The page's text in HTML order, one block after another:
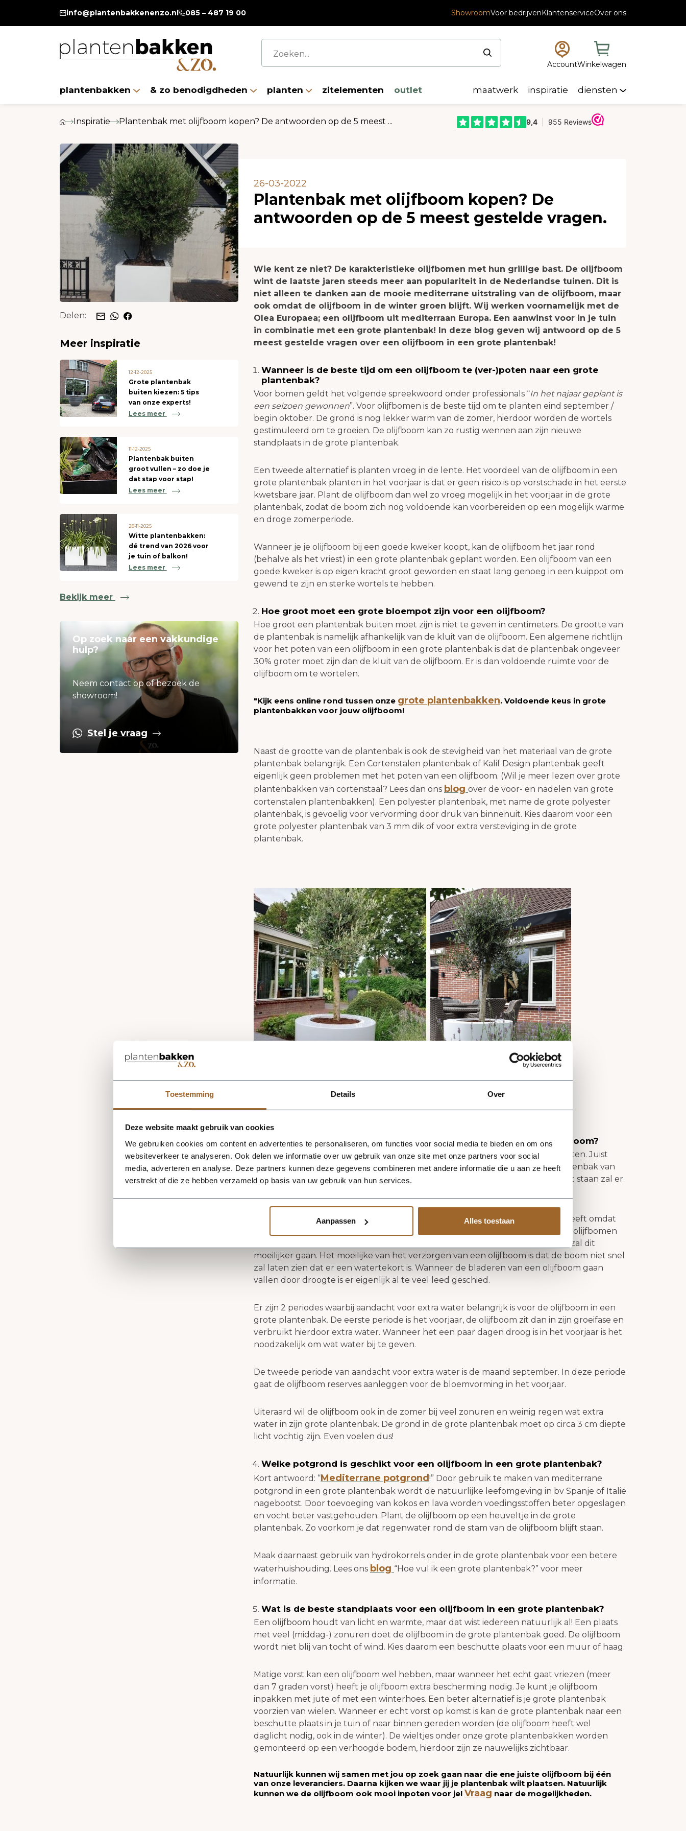
Toestemming Details Over
Deze website maakt gebruik van cookies
We gebruiken cookies om content en advertenties te personaliseren, om functies voor social media te bieden en om ons
websiteverkeer te analyseren. Ook delen we informatie over uw gebruik van onze site met onze partners voor social
media, adverteren en analyse. Deze partners kunnen deze gegevens combineren met andere informatie die u aan ze heeft
verstrekt of die ze hebben verzameld op basis van uw gebruik van hun services.
Aanpassen Alles toestaan
T/m 13 augustus 20% extra korting op alle fiberclay plantenbakken met kortingscode “Summerdeal2026”
info@plantenbakkenenzo.nl 085 – 487 19 00 ShowroomVoor bedrijvenKlantenserviceOver ons
AccountWinkelwagen
plantenbakken & zo benodigdheden planten zitelementen outlet maatwerk inspiratie diensten
Inspiratie Plantenbak met olijfboom kopen? De antwoorden op de 5 meest ...
Delen:
Meer inspiratie
12-12-2025
Grote plantenbak
buiten kiezen: 5 tips
van onze experts!
Lees meer
11-12-2025
Plantenbak buiten
groot vullen – zo doe je
dat stap voor stap!
Lees meer
28-11-2025
Witte plantenbakken:
dé trend van 2026 voor
je tuin of balkon!
Lees meer
Bekijk meer
Op zoek naar een vakkundige
hulp?
Neem contact op of bezoek de
showroom!
Stel je vraag
26-03-2022
Plantenbak met olijfboom kopen? De
antwoorden op de 5 meest gestelde vragen.
Wie kent ze niet? De karakteristieke olijfbomen met hun grillige bast. De olijfboom
wint de laatste jaren steeds meer aan populariteit in de Nederlandse tuinen. Dit is
niet alleen te danken aan de mooie mediterrane uitstraling van de olijfboom, maar
ook omdat de olijfboom in de winter groen blijft. Wij werken voornamelijk met de
Olea Europaea; een olijfboom uit mediterraan Europa. Een aanwinst voor in je tuin
in combinatie met een grote plantenbak! In deze blog geven wij antwoord op de 5
meest gestelde vragen over een olijfboom in een grote plantenbak!
Wanneer is de beste tijd om een olijfboom te (ver-)poten naar een grote
plantenbak?
Voor bomen geldt het volgende spreekwoord onder professionals “In het najaar geplant is
een seizoen gewonnen”. Voor olijfbomen is de beste tijd om te planten eind september /
begin oktober. De grond is nog lekker warm van de zomer, hierdoor worden de wortels
gestimuleerd om te groeien. De olijfboom kan zo rustig wennen aan zijn nieuwe
standplaats in de grote plantenbak.
Een tweede alternatief is planten vroeg in de lente. Het voordeel van de olijfboom in een
grote plantenbak planten in het voorjaar is dat er geen risico is op vorstschade in het eerste
kwetsbare jaar. Plant de olijfboom dan wel zo vroeg mogelijk in het voorjaar in de grote
plantenbak, zodat de boom zich nog voldoende kan voorbereiden op een mogelijk warme
en droge zomerperiode.
Wanneer je je olijfboom bij een goede kweker koopt, kan de olijfboom het jaar rond
(behalve als het vriest) in een grote plantenbak geplant worden. Een olijfboom van een
goede kweker is op eigen kracht groot geworden en staat lang genoeg in een kuippot om
gewend te zijn en sterke wortels te hebben.
Hoe groot moet een grote bloempot zijn voor een olijfboom?
Hoe groot een plantenbak buiten moet zijn is niet te geven in centimeters. De grootte van
de plantenbak is namelijk afhankelijk van de kluit van de olijfboom. Een algemene richtlijn
voor het poten van een olijfboom in een grote plantenbak is dat de plantenbak ongeveer
30% groter moet zijn dan de kluit van de olijfboom. Er is dan voldoende ruimte voor de
olijfboom om te wortelen.
"Kijk eens online rond tussen onze grote plantenbakken. Voldoende keus in grote
plantenbakken voor jouw olijfboom!
Naast de grootte van de plantenbak is ook de stevigheid van het materiaal van de grote
plantenbak belangrijk. Een Cortenstalen plantenbak of Kalif Design plantenbak geeft
eigenlijk geen problemen met het poten van een olijfboom. (Wil je meer lezen over grote
plantenbakken van cortenstaal? Lees dan ons blog over de voor- en nadelen van grote
cortenstalen plantenbakken). Een polyester plantenbak, met name de grote polyester
plantenbak, is gevoelig voor vervorming door druk van binnenuit. Kies daarom voor een
grote polyester plantenbak van 3 mm dik of voor extra versteviging in de grote
plantenbak.
Moet de grote plantenbak afwateringsgaten hebben voor de olijfboom?
JA! Voor alle bomen en planten is afwatering belangrijk in een plantenbak buiten. Juist
voor een olijfboom is voldoende afwateringsmogelijkheden in een grote plantenbak van
levensbelang! Wanneer er een laag water onder in een grote plantenbak blijft staan zal er
Het idee dat een olijfboom in een grote plantenbak geen extra water nodig heeft omdat
het een mediterrane boom is, is een fabeltje. In de warme landen wortelen de olijfbomen
heel diep om zo voldoende water te bemachtigen. In een plantenbak buiten zal dit
moeilijker gaan. Het moeilijke van het verzorgen van een olijfboom is dat de boom niet snel
zal laten zien dat er een watertekort is. Wanneer de bladeren van een olijfboom gaan
vallen door droogte is er eigenlijk al te veel leed geschied.
Er zijn 2 periodes waarbij aandacht voor extra water belangrijk is voor de olijfboom in een
grote plantenbak. De eerste periode is het voorjaar, de olijfboom zit dan in zijn groeifase en
verbruikt hierdoor extra water. Wanneer het een paar dagen droog is in het voorjaar is het
noodzakelijk om wat water bij te geven.
De tweede periode van aandacht voor extra water is de maand september. In deze periode
gaat de olijfboom reserves aanleggen voor de bloemvorming in het voorjaar.
Uiteraard wil de olijfboom ook in de zomer bij veel zonuren en weinig regen wat extra
water in zijn grote plantenbak. De grond in de grote plantenbak moet op circa 3 cm diepte
licht vochtig zijn. Even voelen dus!
Welke potgrond is geschikt voor een olijfboom in een grote plantenbak?
Kort antwoord: “Mediterrane potgrond !” Door gebruik te maken van mediterrane
potgrond in een grote plantenbak wordt de natuurlijke leefomgeving in bv Spanje of Italië
nagebootst. Door toevoeging van kokos en lava worden voedingsstoffen beter opgeslagen
en vocht beter vastgehouden. Plant de olijfboom op een heuveltje in de grote
plantenbak. Zo voorkom je dat regenwater rond de stam van de olijfboom blijft staan.
Maak daarnaast gebruik van hydrokorrels onder in de grote plantenbak voor een betere
waterhuishouding. Lees ons blog “Hoe vul ik een grote plantenbak?” voor meer
informatie.
Wat is de beste standplaats voor een olijfboom in een grote plantenbak?
Een olijfboom houdt van licht en warmte, maar dat wist iedereen natuurlijk al! Een plaats
met veel (middag-) zonuren doet de olijfboom in de grote plantenbak goed. De olijfboom
wordt niet blij van tocht of wind. Kies daarom een beschutte plaats voor een muur of haag.
Matige vorst kan een olijfboom wel hebben, maar wanneer het echt gaat vriezen (meer
dan 7 graden vorst) heeft je olijfboom extra bescherming nodig. Je kunt je olijfboom
inpakken met jute of met een winterhoes. Een beter alternatief is je grote plantenbak
voorzien van wielen. Wanneer er echt vorst op komst is kan de grote plantenbak naar een
beschutte plaats in je tuin of naar binnen gereden worden (de olijfboom heeft wel
daglicht nodig, ook in de winter). De wieltjes onder onze grote plantenbakken worden
gemonteerd op een verhoogde bodem, hierdoor zijn ze nauwelijks zichtbaar.
Natuurlijk kunnen wij samen met jou op zoek gaan naar die ene juiste olijfboom bij één
van onze leveranciers. Daarna kijken we waar jij je plantenbak wilt plaatsen. Natuurlijk
kunnen we de olijfboom ook mooi inpoten voor je! Vraag naar de mogelijkheden.